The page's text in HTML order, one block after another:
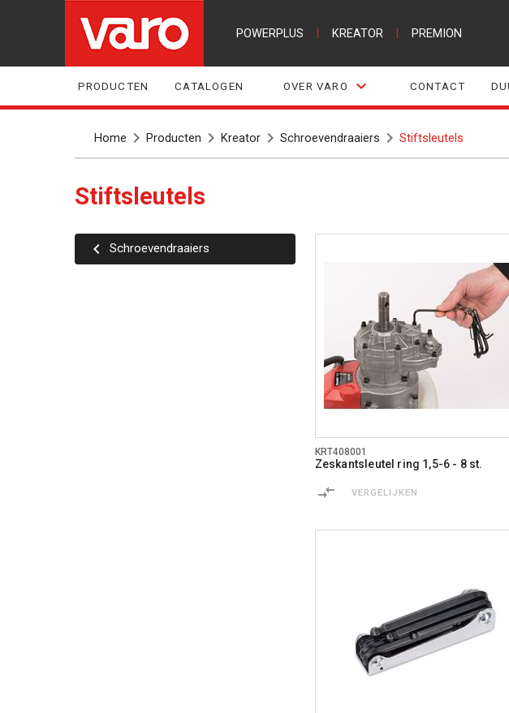
POWERPLUS KREATOR PREMION
PRODUCTEN CATALOGEN OVER VARO CONTACT
Home Producten Kreator Schroevendraaiers Stiftsleutels
Stiftsleutels
Schroevendraaiers
KRT408001
Zeskantsleutel ring 1,5-6 - 8 st.
VERGELIJKEN